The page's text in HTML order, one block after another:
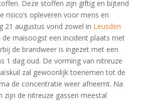
Deze stoffen zijn giftig en bijtend
risico’s opleveren voor mens en
21 augustus vond zowel in Leusden
maisoogst een incident plaats met
de brandweer is ingezet met een
1 dag oud. De vorming van nitreuze
zal gewoonlijk toenemen tot de
de concentratie weer afneemt. Na
zijn de nitreuze gassen meestal